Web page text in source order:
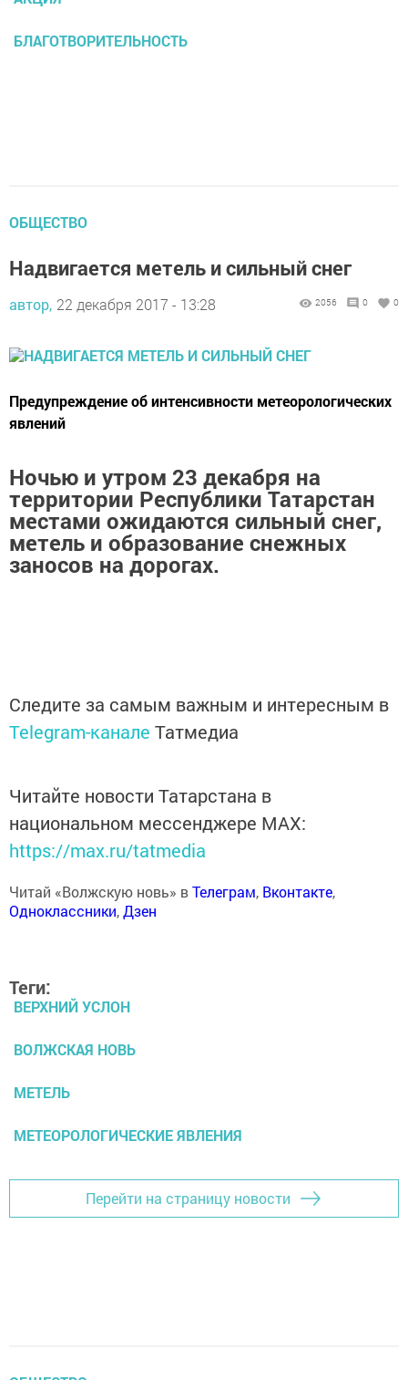
БЛАГОТВОРИТЕЛЬНОСТЬ
ОБЩЕСТВО
Надвигается метель и сильный снег
автор, 22 декабря 2017 - 13:28 2056 0 0
Предупреждение об интенсивности метеорологических
явлений
Ночью и утром 23 декабря на
территории Республики Татарстан
местами ожидаются сильный снег,
метель и образование снежных
заносов на дорогах.
Следите за самым важным и интересным в
Telegram-канале Татмедиа
Читайте новости Татарстана в
национальном мессенджере MАХ:
https://max.ru/tatmedia
Читай «Волжскую новь» вТелеграм, Вконтакте,
Одноклассники,Дзен
Теги:
ВЕРХНИЙ УСЛОН
ВОЛЖСКАЯ НОВЬ
МЕТЕЛЬ
МЕТЕОРОЛОГИЧЕСКИЕ ЯВЛЕНИЯ
Перейти на страницу новости